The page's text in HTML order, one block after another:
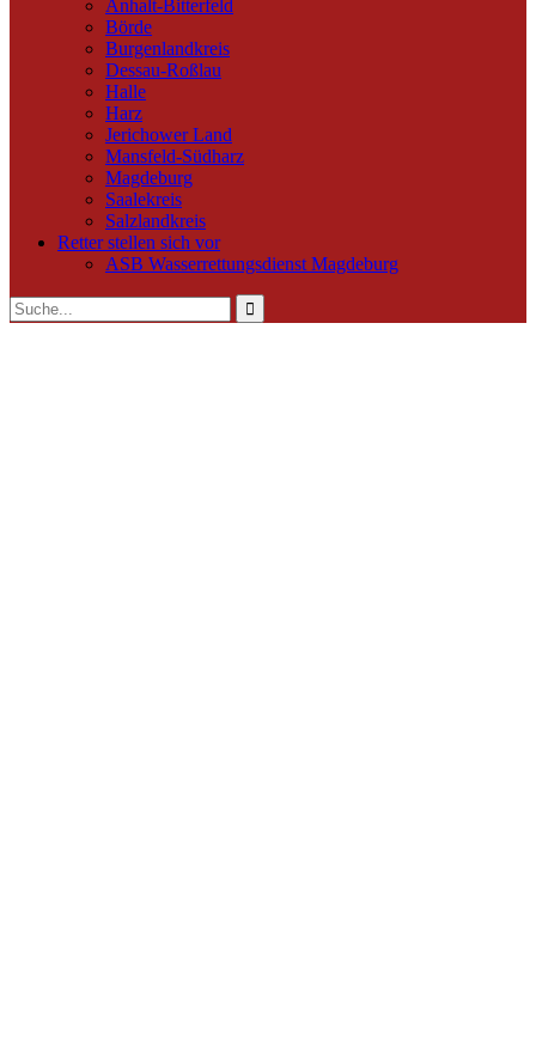
Anhalt-Bitterfeld
Börde
Burgenlandkreis
Dessau-Roßlau
Halle
Harz
Jerichower Land
Mansfeld-Südharz
Magdeburg
Saalekreis
Salzlandkreis
Retter stellen sich vor
ASB Wasserrettungsdienst Magdeburg